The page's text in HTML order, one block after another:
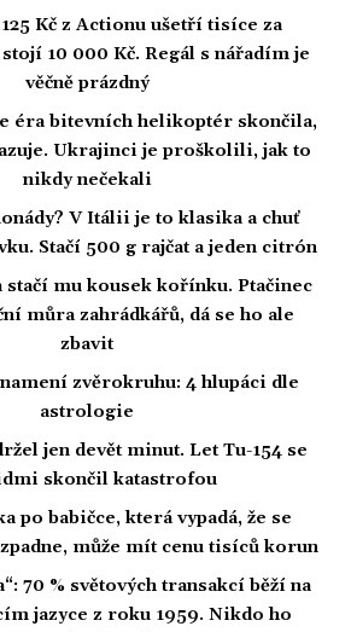
Kč z Actionu ušetří tisíce za
10 000 Kč. Regál s nářadím je
věčně prázdný
éra bitevních helikoptér skončila,
Ukrajinci je proškolili, jak to
nikdy nečekali
V Itálii je to klasika a chuť
Stačí 500 g rajčat a jeden citrón
stačí mu kousek kořínku. Ptačinec
můra zahrádkářů, dá se ho ale
zbavit
zvěrokruhu: 4 hlupáci dle
astrologie
jen devět minut. Let Tu-154 se
skončil katastrofou
po babičce, která vypadá, že se
může mít cenu tisíců korun
70 % světových transakcí běží na
jazyce z roku 1959. Nikdo ho